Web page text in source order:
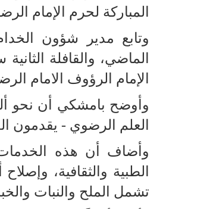
المباركة لحرم الإمام
وتابع مدير شؤون
الماضي، والقافلة
الإمام الرؤوف الامام
وأوضح بامشكي أن نحو
العلم الرضوي - يقدمون
وأضاف أن هذه الخدمات
الطبية والثقافية،
تشمل الملح والنبات